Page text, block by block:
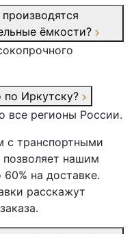
ёмкости?
по Иркутску?
все регионы России.
с транспортными
нашим
на доставке.
расскажут